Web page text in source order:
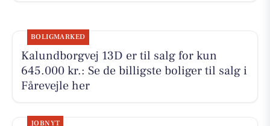
BOLIGMARKED
Kalundborgvej 13D er til salg for kun
645.000 kr.: Se de billigste boliger til salg i
Fårevejle her
JOBNYT